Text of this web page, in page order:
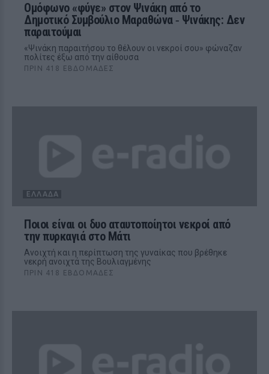
Ομόφωνο «φύγε» στον Ψινάκη από το
Δημοτικό Συμβούλιο Μαραθώνα ‑ Ψινάκης: Δεν
παραιτούμαι
«Ψινάκη παραιτήσου το θέλουν οι νεκροί σου» φώναζαν
πολίτες έξω από την αίθουσα
ΠΡΙΝ 418 ΕΒΔΟΜΆΔΕΣ
ΕΛΛΆΔΑ
Ποιοι είναι οι δυο αταυτοποίητοι νεκροί από
την πυρκαγιά στο Μάτι
Ανοιχτή και η περίπτωση της γυναίκας που βρέθηκε
νεκρή ανοιχτά της Βουλιαγμένης
ΠΡΙΝ 418 ΕΒΔΟΜΆΔΕΣ